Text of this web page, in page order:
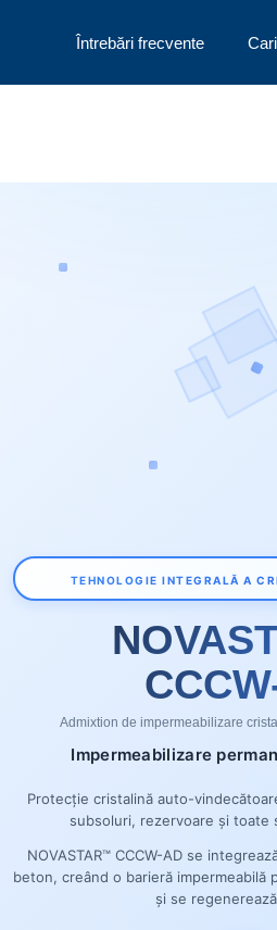
Întrebări frecvente
TEHNOLOGIE INTEGRALĂ A
Admixtion de impermeabilizare
Impermeabilizare
Protecție cristalină auto-
subsoluri, rezervoare și
NOVASTAR™ CCCW-AD se
beton, creând o barieră impermeabilă
și se